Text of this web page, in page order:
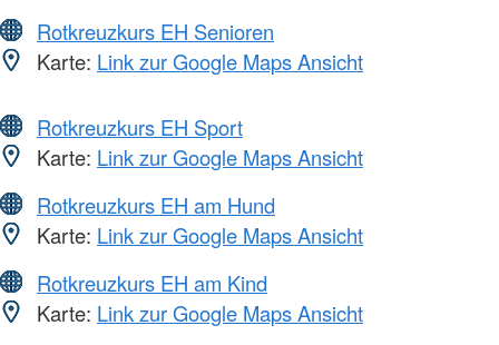
Rotkreuzkurs EH Senioren
Karte: Link zur Google Maps Ansicht
Rotkreuzkurs EH Sport
Karte: Link zur Google Maps Ansicht
Rotkreuzkurs EH am Hund
Karte: Link zur Google Maps Ansicht
Rotkreuzkurs EH am Kind
Karte: Link zur Google Maps Ansicht